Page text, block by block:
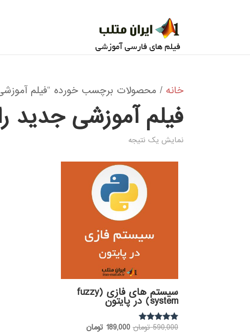
خانه / محصولات برچسب خورده “فیلم
فیلم آموزشی جدید
نمایش یک نتیجه
سیستم های فازی (fuzzy
system) در پایتون
نمره
590,000 تومان قیمت
189,000 تومان